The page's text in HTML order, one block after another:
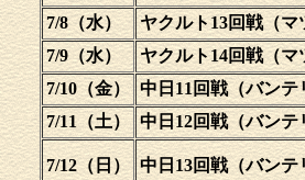
7/8（水）
ヤクルト13回戦（マ
7/9（水）
ヤクルト14回戦（マ
7/10（金） 中日11回戦（バンテ
7/11（土）
中日12回戦（バンテ
7/12（日） 中日13回戦（バンテ